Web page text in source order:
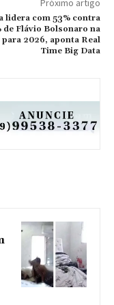
Próximo artigo
lidera com 53% contra
de Flávio Bolsonaro na
para 2026, aponta Real
Time Big Data